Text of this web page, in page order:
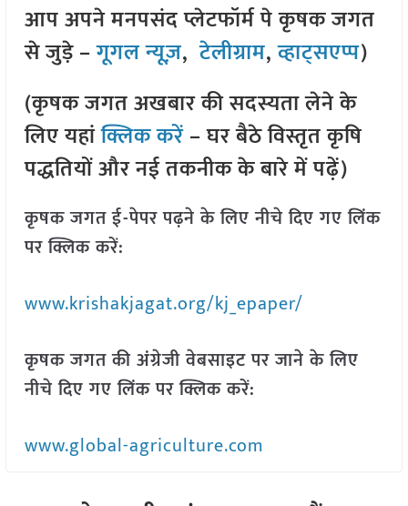
आप अपने मनपसंद प्लेटफॉर्म पे कृषक जगत
से जुड़े –गूगल न्यूज़,टेलीग्राम,व्हाट्सएप्प)
(कृषक जगत अखबार की सदस्यता लेने के
लिए यहांक्लिक करें– घर बैठे विस्तृत कृषि
पद्धतियों और नई तकनीक के बारे में पढ़ें)
कृषक जगत ई-पेपर पढ़ने के लिए नीचे दिए गए लिंक
पर क्लिक करें:
www.krishakjagat.org/kj_epaper/
कृषक जगत की अंग्रेजी वेबसाइट पर जाने के लिए
नीचे दिए गए लिंक पर क्लिक करें:
www.global-agriculture.com